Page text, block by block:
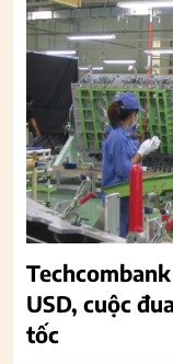
USD, cuộc
tốc